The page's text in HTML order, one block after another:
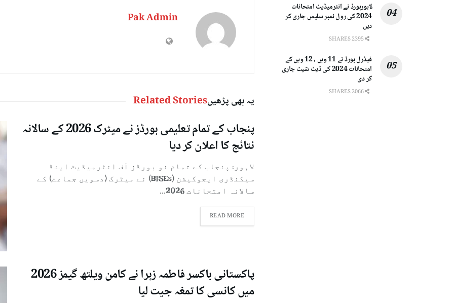
Pak Admin
یہ بھی پڑھیںRelated Stories
پنجاب کے تمام تعلیمی بورڈز نے میٹرک 2026 کے سالانہ
نتائج کا اعلان کر دیا
لاہور: پنجاب کے تمام نو بورڈز آف انٹرمیڈیٹ اینڈ
سیکنڈری ایجوکیشن (BISEs) نے میٹرک (دسویں جماعت) کے
سالانہ امتحانات 2026...
READ MORE
پاکستانی باکسر فاطمہ زہرا نے کامن ویلتھ گیمز 2026
میں کانسی کا تمغہ جیت لیا
لاہوربورڈ نے انٹرمیڈیٹ امتحانات
2024 کی رول نمبر سلپس جاری کر
دیں
فیڈرل بورڈ نے 11 ویں ، 12 ویں کے
امتحانات 2024 کی ڈیٹ شیٹ جاری
کر دی